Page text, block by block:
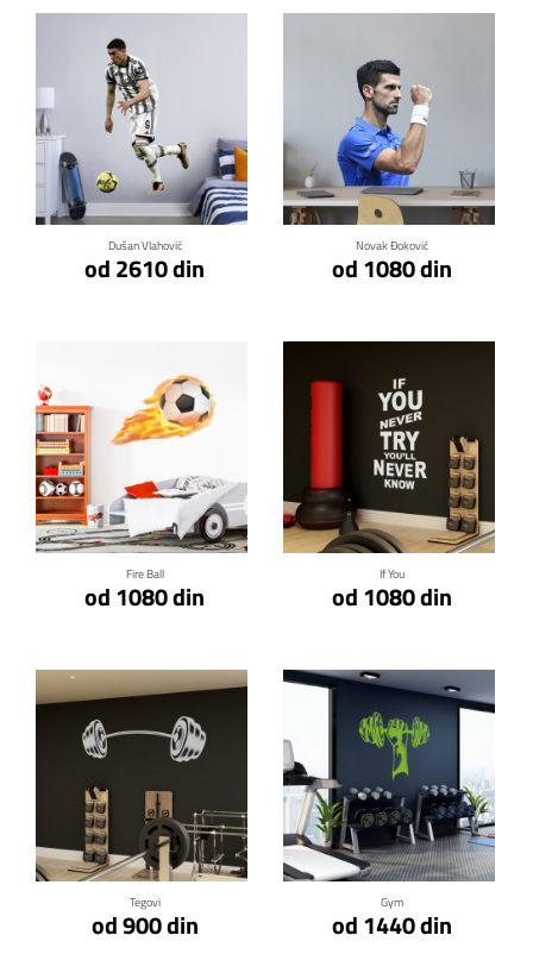
Dušan Vlahović
od 2610 din
Klikni za detalje
Novak Đoković
od 1080 din
Klikni za detalje
Fire Ball
od 1080 din
Klikni za detalje
If You
od 1080 din
Klikni za detalje
Tegovi
od 900 din
Klikni za detalje
Gym
od 1440 din
Klikni za detalje